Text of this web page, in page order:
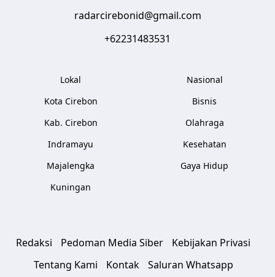
radarcirebonid@gmail.com
+62231483531
Lokal
Kota Cirebon
Kab. Cirebon
Indramayu
Majalengka
Kuningan
Nasional
Bisnis
Olahraga
Kesehatan
Gaya Hidup
Redaksi Pedoman Media Siber
Kebijakan Privasi
Tentang Kami
Kontak Saluran Whatsapp